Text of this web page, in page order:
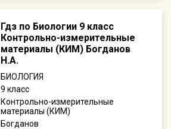
Гдз по Биологии 9 класс
Контрольно-измерительные
материалы (КИМ) Богданов
Н.А.
БИОЛОГИЯ
9
Контрольно-измерительные
материалы (КИМ)
Богданов